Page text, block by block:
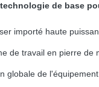
de base
importé haute
de travail en pierre de
globale de